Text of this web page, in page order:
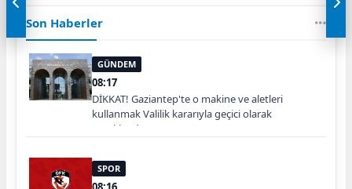
Son Haberler
GÜNDEM
08:17
DİKKAT! Gaziantep'te o makine ve aletleri
kullanmak Valilik kararıyla geçici olarak
yasaklandı
SPOR